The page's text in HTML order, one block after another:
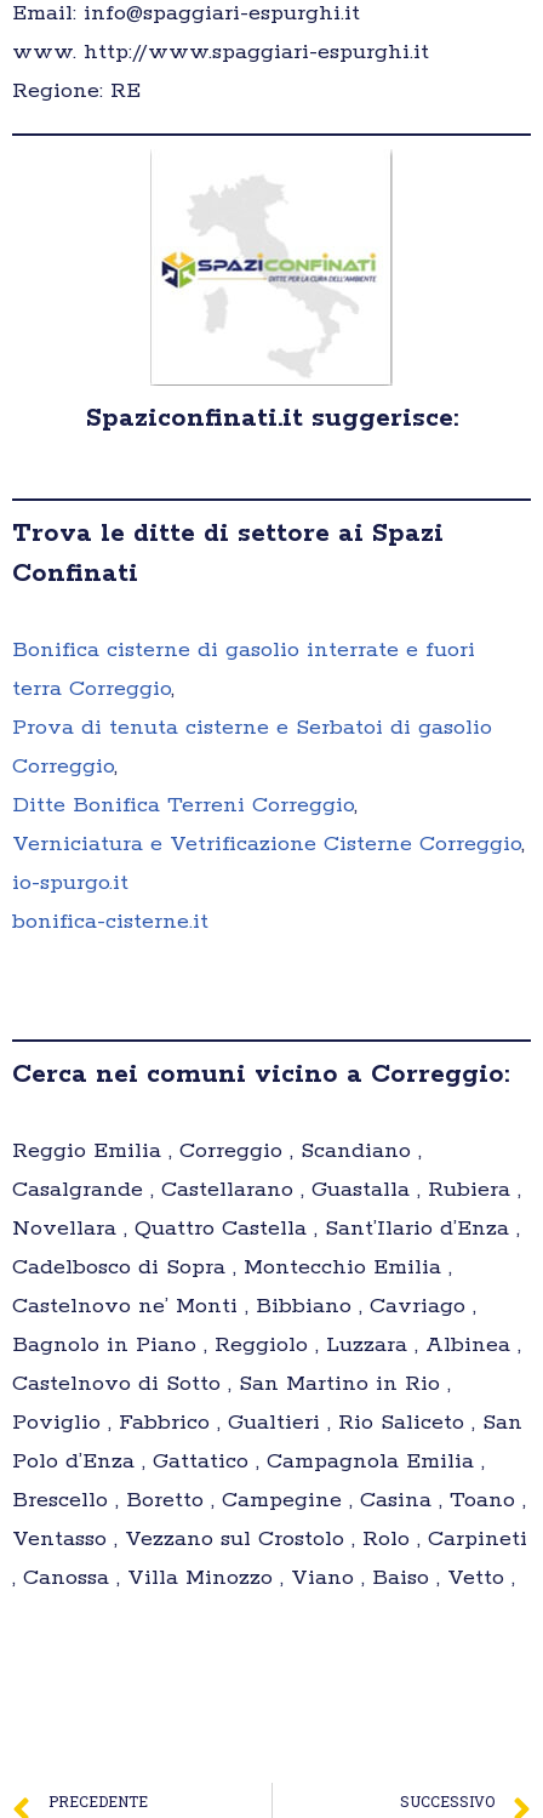
Email: info@spaggiari-espurghi.it
www. http://www.spaggiari-espurghi.it
Regione: RE
Spaziconfinati.it suggerisce:
Trova le ditte di settore ai Spazi
Confinati
Bonifica cisterne di gasolio interrate e fuori
terra Correggio,
Prova di tenuta cisterne e Serbatoi di gasolio
Correggio,
Ditte Bonifica Terreni Correggio,
Verniciatura e Vetrificazione Cisterne Correggio,
io-spurgo.it
bonifica-cisterne.it
Cerca nei comuni vicino a Correggio:
Reggio Emilia , Correggio , Scandiano ,
Casalgrande , Castellarano , Guastalla , Rubiera ,
Novellara , Quattro Castella , Sant’Ilario d’Enza ,
Cadelbosco di Sopra , Montecchio Emilia ,
Castelnovo ne’ Monti , Bibbiano , Cavriago ,
Bagnolo in Piano , Reggiolo , Luzzara , Albinea ,
Castelnovo di Sotto , San Martino in Rio ,
Poviglio , Fabbrico , Gualtieri , Rio Saliceto , San
Polo d’Enza , Gattatico , Campagnola Emilia ,
Brescello , Boretto , Campegine , Casina , Toano ,
Ventasso , Vezzano sul Crostolo , Rolo , Carpineti
, Canossa , Villa Minozzo , Viano , Baiso , Vetto ,
PRECEDENTE SUCCESSIVO